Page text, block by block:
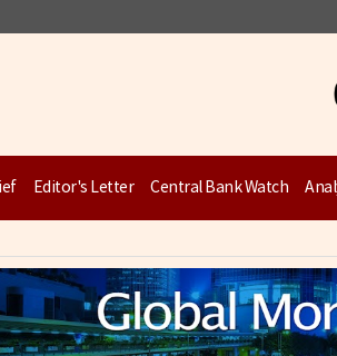
Editor's Letter Central Bank Watch